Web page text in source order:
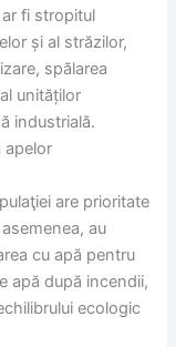
fi stropitul
și al străzilor,
spălarea
unităților
industrială.
apelor
are prioritate
au
cu apă pentru
apă după incendii,
ecologic